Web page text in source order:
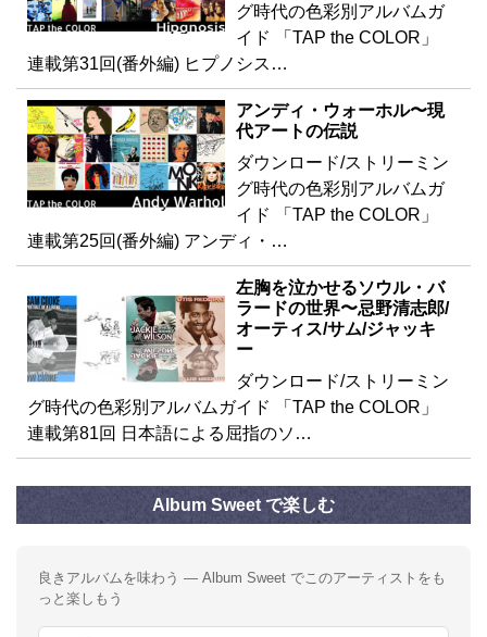
グ時代の色彩別アルバムガ
イド 「TAP the COLOR」
連載第31回(番外編) ヒプノシス…
アンディ・ウォーホル〜現
代アートの伝説
ダウンロード/ストリーミン
グ時代の色彩別アルバムガ
イド 「TAP the COLOR」
連載第25回(番外編) アンディ・…
左胸を泣かせるソウル・バ
ラードの世界〜忌野清志郎/
オーティス/サム/ジャッキ
ー
ダウンロード/ストリーミン
グ時代の色彩別アルバムガイド 「TAP the COLOR」
連載第81回 日本語による屈指のソ…
Album Sweet で楽しむ
良きアルバムを味わう — Album Sweet でこのアーティストをも
っと楽しもう